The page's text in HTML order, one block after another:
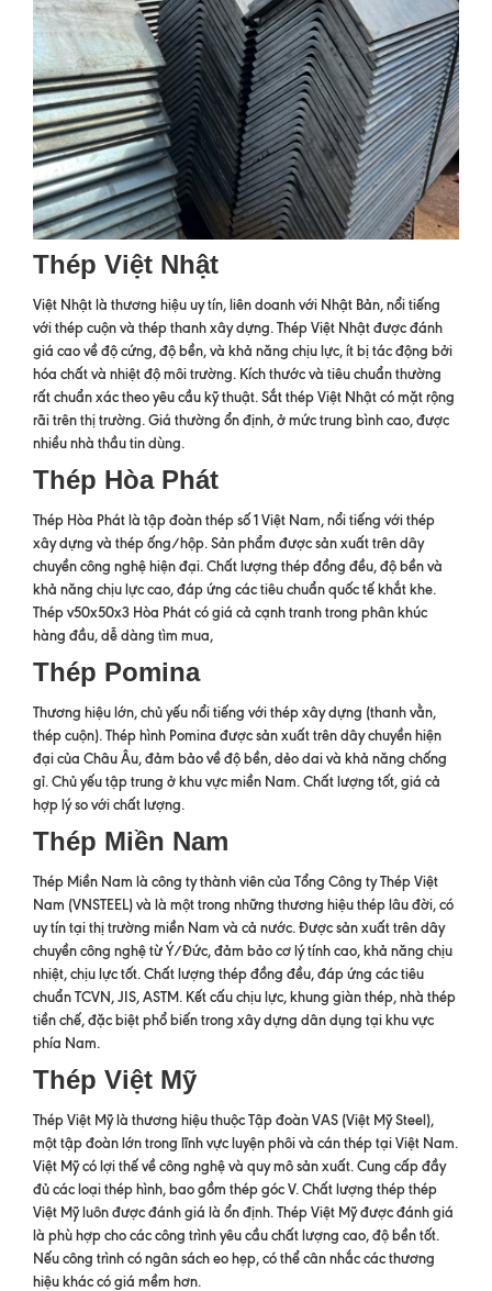
Thép Việt Nhật
Việt Nhật là thương hiệu uy tín, liên doanh với Nhật Bản, nổi tiếng
với thép cuộn và thép thanh xây dựng. Thép Việt Nhật được đánh
giá cao về độ cứng, độ bền, và khả năng chịu lực, ít bị tác động bởi
hóa chất và nhiệt độ môi trường. Kích thước và tiêu chuẩn thường
rất chuẩn xác theo yêu cầu kỹ thuật. Sắt thép Việt Nhật có mặt rộng
rãi trên thị trường. Giá thường ổn định, ở mức trung bình cao, được
nhiều nhà thầu tin dùng.
Thép Hòa Phát
Thép Hòa Phát là tập đoàn thép số 1 Việt Nam, nổi tiếng với thép
xây dựng và thép ống/hộp. Sản phẩm được sản xuất trên dây
chuyền công nghệ hiện đại. Chất lượng thép đồng đều, độ bền và
khả năng chịu lực cao, đáp ứng các tiêu chuẩn quốc tế khắt khe.
Thép v50x50x3 Hòa Phát có giá cả cạnh tranh trong phân khúc
hàng đầu, dễ dàng tìm mua,
Thép Pomina
Thương hiệu lớn, chủ yếu nổi tiếng với thép xây dựng (thanh vằn,
thép cuộn). Thép hình Pomina được sản xuất trên dây chuyền hiện
đại của Châu Âu, đảm bảo về độ bền, dẻo dai và khả năng chống
gỉ. Chủ yếu tập trung ở khu vực miền Nam. Chất lượng tốt, giá cả
hợp lý so với chất lượng.
Thép Miền Nam
Thép Miền Nam là công ty thành viên của Tổng Công ty Thép Việt
Nam (VNSTEEL) và là một trong những thương hiệu thép lâu đời, có
uy tín tại thị trường miền Nam và cả nước. Được sản xuất trên dây
chuyền công nghệ từ Ý/Đức, đảm bảo cơ lý tính cao, khả năng chịu
nhiệt, chịu lực tốt. Chất lượng thép đồng đều, đáp ứng các tiêu
chuẩn TCVN, JIS, ASTM. Kết cấu chịu lực, khung giàn thép, nhà thép
tiền chế, đặc biệt phổ biến trong xây dựng dân dụng tại khu vực
phía Nam.
Thép Việt Mỹ
Thép Việt Mỹ là thương hiệu thuộc Tập đoàn VAS (Việt Mỹ Steel),
một tập đoàn lớn trong lĩnh vực luyện phôi và cán thép tại Việt Nam.
Việt Mỹ có lợi thế về công nghệ và quy mô sản xuất. Cung cấp đầy
đủ các loại thép hình, bao gồm thép góc V. Chất lượng thép thép
Việt Mỹ luôn được đánh giá là ổn định. Thép Việt Mỹ được đánh giá
là phù hợp cho các công trình yêu cầu chất lượng cao, độ bền tốt.
Nếu công trình có ngân sách eo hẹp, có thể cân nhắc các thương
hiệu khác có giá mềm hơn.